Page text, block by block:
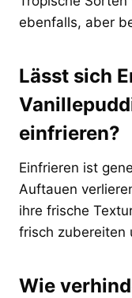
ebenfalls, aber
Lässt sich
einfrieren?
Einfrieren ist
Auftauen
ihre frische
frisch zubereiten
Wie